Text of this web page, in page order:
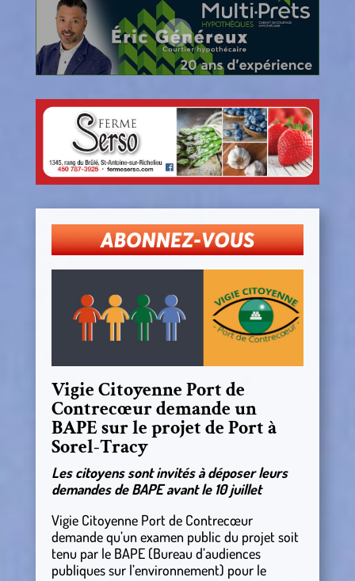
Vigie Citoyenne Port de
Contrecœur demande un
BAPE sur le projet de Port à
Sorel-Tracy
Les citoyens sont invités à déposer leurs
demandes de BAPE avant le 10 juillet
Vigie Citoyenne Port de Contrecœur
demande qu’un examen public du projet soit
tenu par le BAPE (Bureau d’audiences
publiques sur l’environnement) pour le